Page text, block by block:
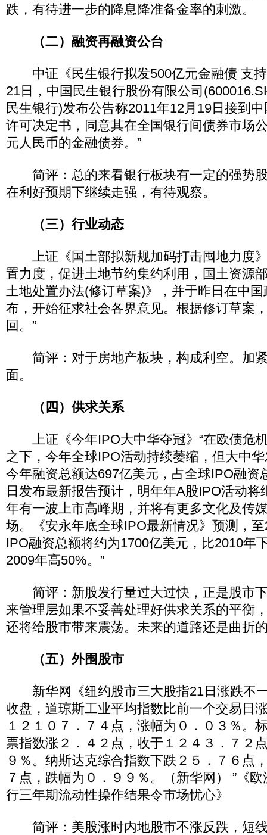
跌，有待进一步的降息降准备金率的刺激。
（二）融资再融资公台
中证《民生银行拟发500亿元金融债 支持
21日，中国民生银行股份有限公司
民生银行)发布公告称2011年12月19日接到
许可决定书，同意其在全国银行间债券市场
元人民币的金融债券。”
简评：总的来看银行板块有一定的强势
在利好预期下继续走强，有待观察。
（三）行业动态
上证《国土部拟新规加码打击囤地力度》
置力度，促进土地节约集约利用，国土资源
土地处置办法(修订草案)》，并于昨日在中
布，开始征求社会各界意见。根据修订草案
回。”
简评：对于房地产板块，构成利空。加
面。
（四）供求关系
上证《今年IPO大中华夺冠》“在欧债危
之下，今年全球IPO活动持续萎缩，但大中
今年融资总额达697亿美元，占全球IPO融资
日发布最新报告预计，明年年A股IPO活动将
年有一波上市高峰期，并将有更多文化及传
场。《安永年底全球IPO最新情况》预测，
IPO融资总额将约为1700亿美元，比2010年
2009年高50%。”
简评：新股发行量过大过快，正是股市
来管理层如果不妥善处理好供求关系的平衡
还将给股市带来震荡。未来的道路还是曲折
（五）外围股市
新华网《纽约股市三大股指21日涨跌不
收盘，道琼斯工业平均指数比前一个交易日
１２１０７．７４点，涨幅为０．０３％。
票指数涨２．４２点，收于１２４３．７２
９％。纳斯达克综合指数下跌２５．７６点
７点，跌幅为０．９９％。（新华网） ”《
行三年期流动性操作结果令市场忧心》
简评：美股涨时内地股市不涨反跌，短